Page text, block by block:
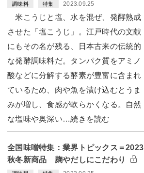
調味料 特集 2023.09.25
米こうじと塩、水を混ぜ、発酵熟成
させた「塩こうじ」。江戸時代の文献
にもその名が残る、日本古来の伝統的
な発酵調味料だ。タンパク質をアミノ
酸などに分解する酵素が豊富に含まれ
ているため、肉や魚を漬け込むとうま
みが増し、食感が軟らかくなる。自然
な塩味や奥深い…続きを読む
全国味噌特集：業界トピックス＝2023
秋冬新商品 麹やだしにこだわり